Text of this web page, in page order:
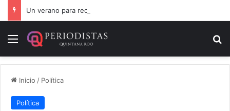
Menú
Inicio / Política
Política